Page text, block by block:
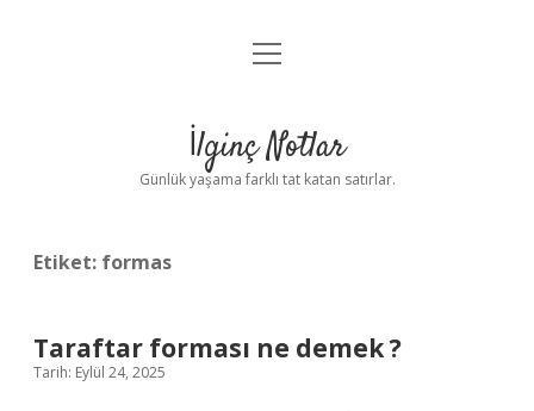
Anasayfa
Yasal Uyarı
menüyü
İlginç Notlar
Günlük yaşama farklı tat katan satırlar.
Etiket: formas
Taraftar forması ne demek ?
Tarih: Eylül 24, 2025